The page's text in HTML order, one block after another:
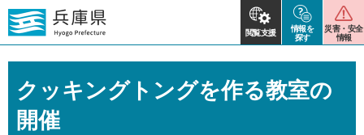
閲覧支援
情報を
探す
災害・安全
情報
クッキングトングを作る教室の
開催